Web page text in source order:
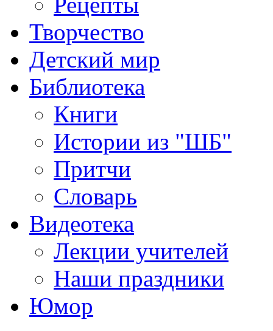
Творчество
Детский мир
Библиотека
Книги
Истории из "ШБ"
Притчи
Словарь
Видеотека
Лекции учителей
Наши праздники
Юмор